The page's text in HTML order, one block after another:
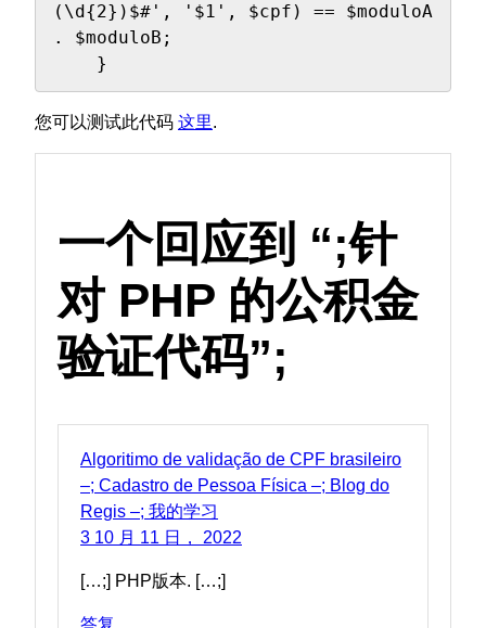
(\d{2})$#', '$1', $cpf) == $moduloA
. $moduloB;
    }
您可以测试此代码 这里.
一个回应到 “;针
对 PHP 的公积金
验证代码”;
Algoritimo de validação de CPF brasileiro
–; Cadastro de Pessoa Física –; Blog do
Regis –; 我的学习
3 10 月 11 日， 2022
[…;] PHP版本. […;]